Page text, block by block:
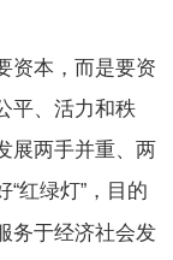
资本，而是要资
平、活力和秩
展两手并重、两
“红绿灯”，目的
务于经济社会发